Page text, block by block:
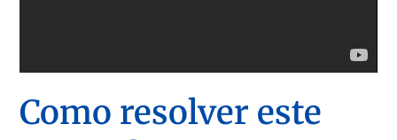
Como resolver este